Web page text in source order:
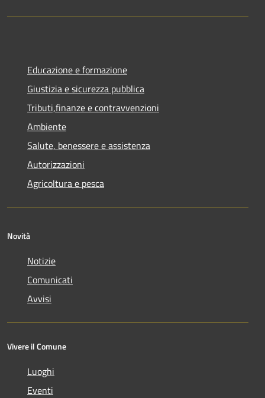
Educazione e formazione
Giustizia e sicurezza pubblica
Tributi,finanze e contravvenzioni
Ambiente
Salute, benessere e assistenza
Autorizzazioni
Agricoltura e pesca
Novità
Notizie
Comunicati
Avvisi
Vivere il Comune
Luoghi
Eventi